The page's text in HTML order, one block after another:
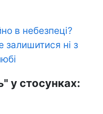
в небезпеці?
ні з
у стосунках: